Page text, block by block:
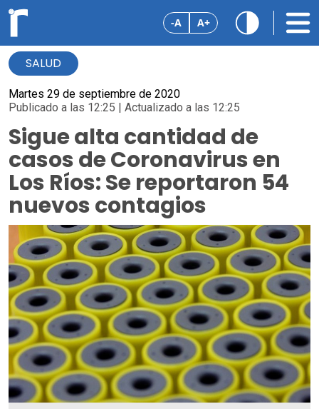
-A A+
SALUD
Martes 29 de septiembre de 2020
Publicado a las 12:25 | Actualizado a las 12:25
Sigue alta cantidad de
casos de Coronavirus en
Los Ríos: Se reportaron 54
nuevos contagios